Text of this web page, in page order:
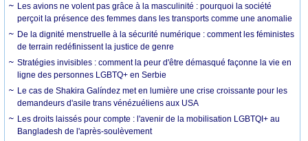
Les avions ne volent pas grâce à la masculinité : pourquoi la société
perçoit la présence des femmes dans les transports comme une anomalie
De la dignité menstruelle à la sécurité numérique : comment les féministes
de terrain redéfinissent la justice de genre
Stratégies invisibles : comment la peur d'être démasqué façonne la vie en
ligne des personnes LGBTQ+ en Serbie
Le cas de Shakira Galíndez met en lumière une crise croissante pour les
demandeurs d'asile trans vénézuéliens aux USA
Les droits laissés pour compte : l'avenir de la mobilisation LGBTQI+ au
Bangladesh de l'après-soulèvement